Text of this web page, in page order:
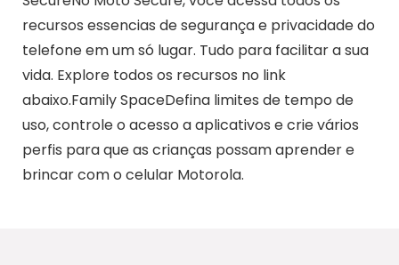
recursos essencias de segurança e privacidade do
telefone em um só lugar. Tudo para facilitar a sua
vida. Explore todos os recursos no link
abaixo.Family SpaceDefina limites de tempo de
uso, controle o acesso a aplicativos e crie vários
perfis para que as crianças possam aprender e
brincar com o celular Motorola.